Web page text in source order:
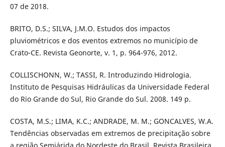
07 de 2018.
BRITO, D.S.; SILVA, J.M.O. Estudos dos impactos
pluviométricos e dos eventos extremos no município de
Crato-CE. Revista Geonorte, v. 1, p. 964-976, 2012.
COLLISCHONN, W.; TASSI, R. Introduzindo Hidrologia.
Instituto de Pesquisas Hidráulicas da Universidade Federal
do Rio Grande do Sul, Rio Grande do Sul. 2008. 149 p.
COSTA, M.S.; LIMA, K.C.; ANDRADE, M. M.; GONCALVES, W.A.
Tendências observadas em extremos de precipitação sobre